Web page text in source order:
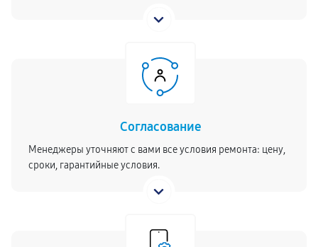
Согласование
Менеджеры уточняют с вами все условия ремонта: цену,
сроки, гарантийные условия.